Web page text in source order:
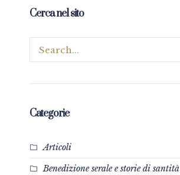
Cerca nel sito
Categorie
Articoli
Benedizione serale e storie di santità